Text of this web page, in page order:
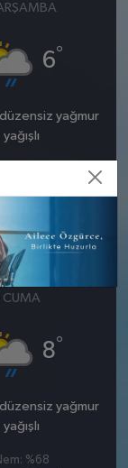
6°
yağmur
yağışlı
MART
CUMA
8°
yağmur
yağışlı
%68